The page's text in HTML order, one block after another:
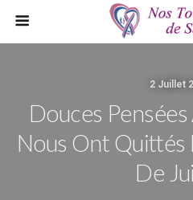
2 Juillet
Douces
Nous Ont
De